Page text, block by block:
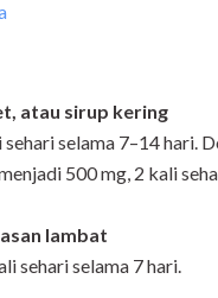
atau sirup kering
selama 7–14 hari.
500 mg, 2 kali
lambat
sehari selama 7 hari.